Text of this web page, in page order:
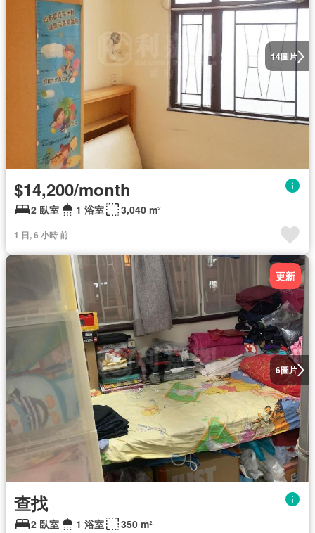
14圖片
$14,200/month
2 臥室 1 浴室 3,040 m²
1 日, 6 小時 前
6圖片
更新
查找
2 臥室 1 浴室 350 m²